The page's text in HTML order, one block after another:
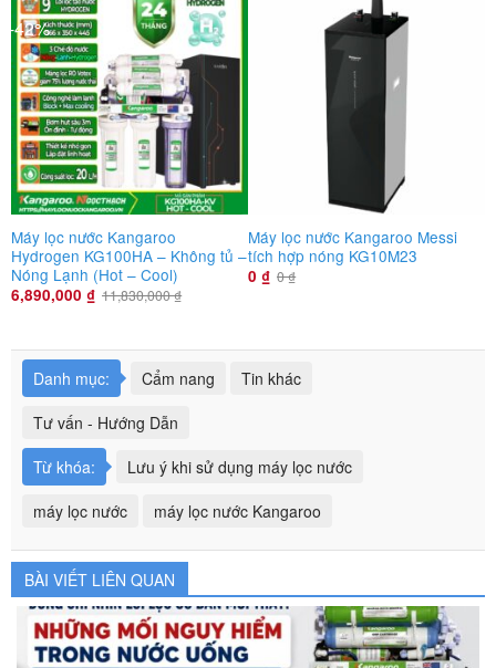
-42%
Máy lọc nước Kangaroo
Hydrogen KG100HA – Không tủ –
Nóng Lạnh (Hot – Cool)
6,890,000 ₫ 11,830,000₫
Máy lọc nước Kangaroo Messi
tích hợp nóng KG10M23
0 ₫ 0₫
Danh mục: Cẩm nang
Tin khác
Tư vấn - Hướng Dẫn
Từ khóa:
Lưu ý khi sử dụng máy lọc nước
máy lọc nước
máy lọc nước Kangaroo
BÀI VIẾT LIÊN QUAN